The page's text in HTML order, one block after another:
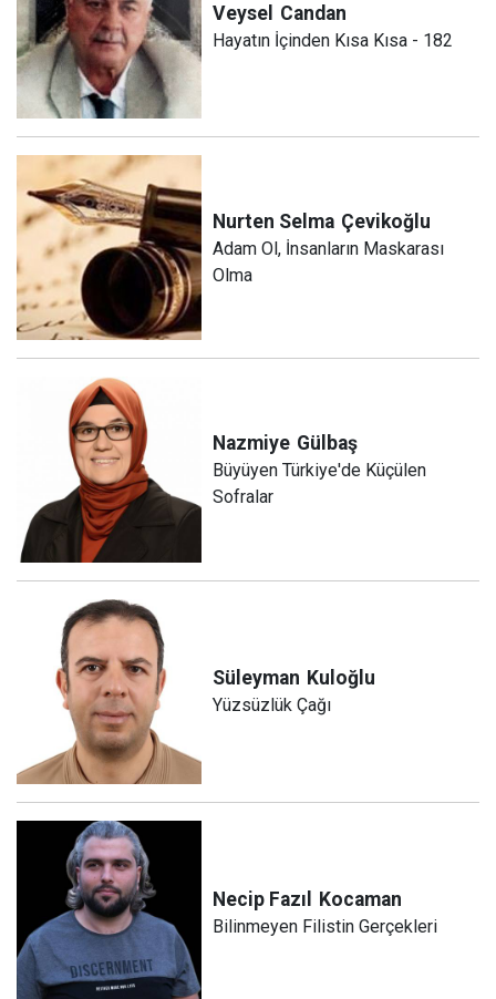
Veysel Candan
Hayatın İçinden Kısa Kısa - 182
Nurten Selma Çevikoğlu
Adam Ol, İnsanların Maskarası
Olma
Nazmiye Gülbaş
Büyüyen Türkiye'de Küçülen
Sofralar
Süleyman Kuloğlu
Yüzsüzlük Çağı
Necip Fazıl Kocaman
Bilinmeyen Filistin Gerçekleri